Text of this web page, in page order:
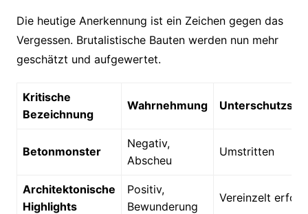
Die heutige Anerkennung ist ein Zeichen gegen das
Vergessen. Brutalistische Bauten werden nun mehr
geschätzt und aufgewertet.
Kritische
Bezeichnung
Wahrnehmung
Betonmonster
Negativ,
Abscheu
Umstritten
Architektonische
Highlights
Positiv,
Bewunderung
Vereinzelt